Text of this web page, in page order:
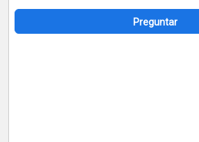
Preguntar